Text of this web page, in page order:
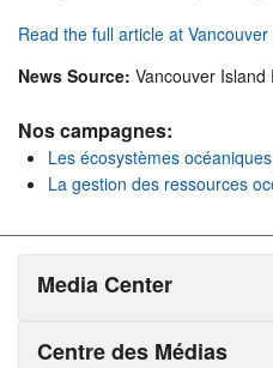
Read the full article at
News Source: Vancouver Island
Nos campagnes:
Les écosystèmes océaniques
La gestion des ressources
Media Center
Centre des Médias